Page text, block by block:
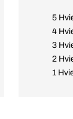
5
4
3
2
1